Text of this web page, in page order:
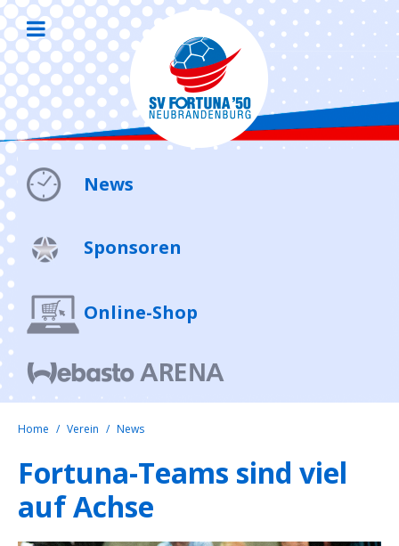
News
Sponsoren
Online-Shop
Home Verein News
Fortuna-Teams sind viel
auf Achse